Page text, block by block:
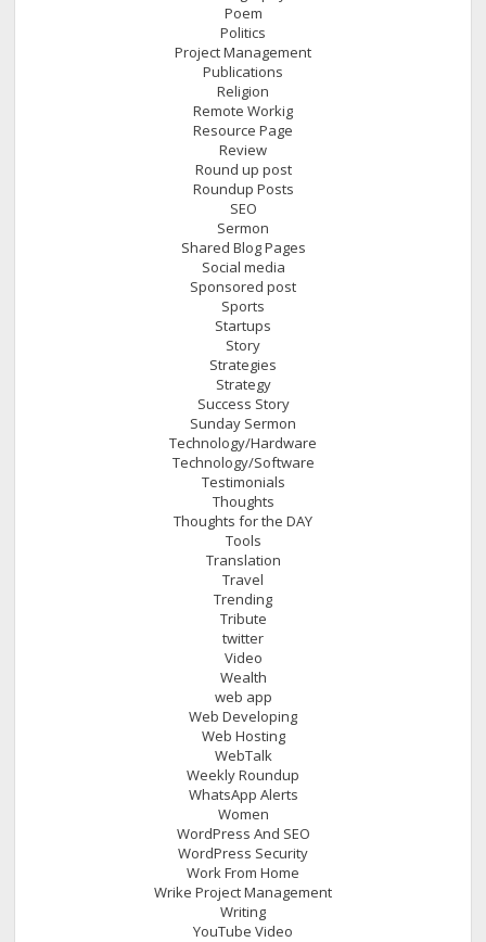
Poem
Politics
Project Management
Publications
Religion
Remote Workig
Resource Page
Review
Round up post
Roundup Posts
SEO
Sermon
Shared Blog Pages
Social media
Sponsored post
Sports
Startups
Story
Strategies
Strategy
Success Story
Sunday Sermon
Technology/Hardware
Technology/Software
Testimonials
Thoughts
Thoughts for the DAY
Tools
Translation
Travel
Trending
Tribute
twitter
Video
Wealth
web app
Web Developing
Web Hosting
WebTalk
Weekly Roundup
WhatsApp Alerts
Women
WordPress And SEO
WordPress Security
Work From Home
Wrike Project Management
Writing
YouTube Video